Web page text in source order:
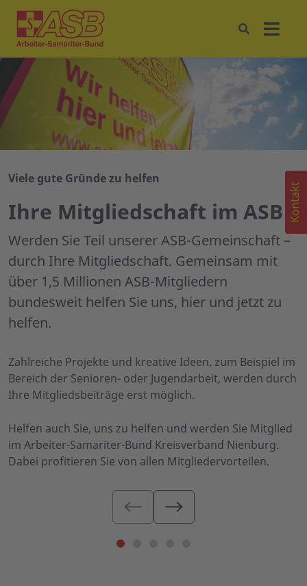
Viele gute Gründe zu helfen
Ihre Mitgliedschaft im ASB
Werden Sie Teil unserer ASB-Gemeinschaft –
durch Ihre Mitgliedschaft. Gemeinsam mit
über 1,5 Millionen ASB-Mitgliedern
bundesweit helfen Sie uns, hier und jetzt zu
helfen.
Zahlreiche Projekte und kreative Ideen, zum Beispiel im
Bereich der Senioren- oder Jugendarbeit, werden durch
Ihre Mitgliedsbeiträge erst möglich.
Helfen auch Sie, uns zu helfen und werden Sie Mitglied
im Arbeiter-Samariter-Bund Kreisverband Nienburg.
Dabei profitieren Sie von allen Mitgliedervorteilen.
Kontakt